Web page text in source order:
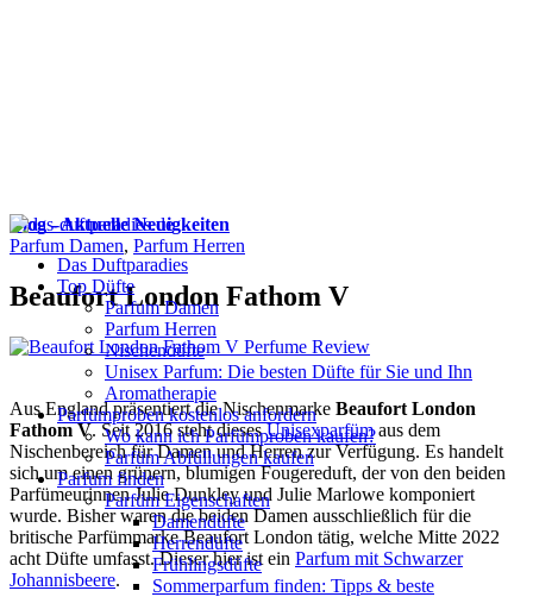
Das Duftparadies
Top Düfte
Parfum Damen
Parfum Herren
Nischendüfte
Unisex Parfum: Die besten Düfte für Sie und Ihn
Aromatherapie
Parfümproben kostenlos anfordern
Wo kann ich Parfümproben kaufen?
Parfüm Abfüllungen kaufen
Parfum finden
Parfüm Eigenschaften
Damendüfte
Herrendüfte
Frühlingsdüfte
Sommerparfum finden: Tipps & beste
Blog - Aktuelle Neuigkeiten
Parfum Damen, Parfum Herren
Beaufort London Fathom V
Aus England präsentiert die Nischenmarke Beaufort London
Fathom V. Seit 2016 steht diesesUnisexparfümaus dem
Nischenbereich für Damen und Herren zur Verfügung. Es handelt
sich um einen grünern, blumigen Fougereduft, der von den beiden
Parfümeurinnen Julie Dunkley und Julie Marlowe komponiert
wurde. Bisher waren die beiden Damen ausschließlich für die
britische Parfümmarke Beaufort London tätig, welche Mitte 2022
acht Düfte umfasst. Dieser hier ist ein Parfum mit Schwarzer
Johannisbeere.